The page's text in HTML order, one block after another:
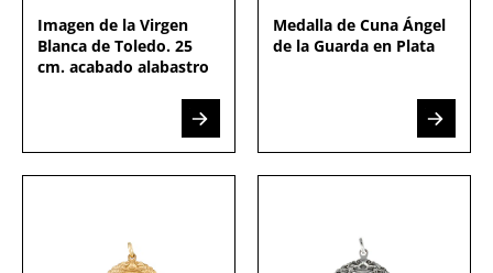
Imagen de la Virgen
Blanca de Toledo. 25
cm. acabado alabastro
Medalla de Cuna Ángel
de la Guarda en Plata